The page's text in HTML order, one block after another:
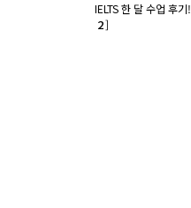
IELTS 한 달 수업 후기!
2]